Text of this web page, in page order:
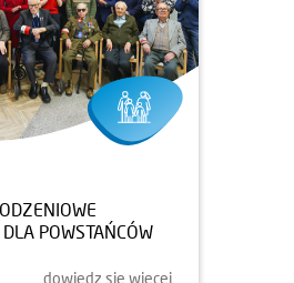
POWSTAŃCÓW
dowiedz się więcej